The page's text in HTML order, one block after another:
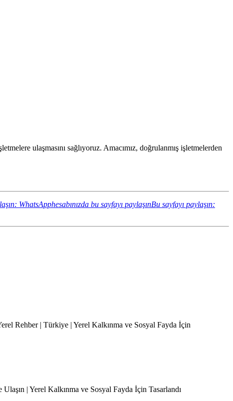
ulaşmasını sağlıyoruz. Amacımız, doğrulanmış işletmelerden
WhatsApphesabınızda bu sayfayı paylaşınBu sayfayı paylaşın:
Rehber | Türkiye | Yerel Kalkınma ve Sosyal Fayda İçin
| Yerel Kalkınma ve Sosyal Fayda İçin Tasarlandı